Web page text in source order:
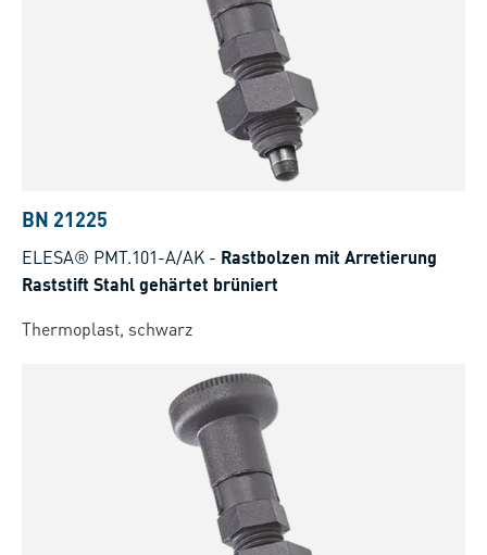
BN 21225
ELESA® PMT.101-A/AK - Rastbolzen mit Arretierung
Raststift Stahl gehärtet brüniert
Thermoplast, schwarz